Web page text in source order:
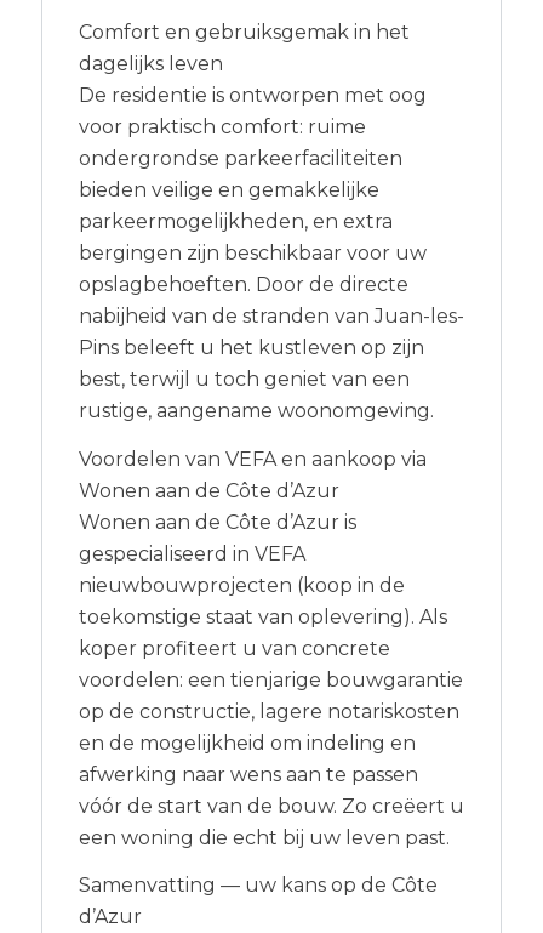
Comfort en gebruiksgemak in het
dagelijks leven
De residentie is ontworpen met oog
voor praktisch comfort: ruime
ondergrondse parkeerfaciliteiten
bieden veilige en gemakkelijke
parkeermogelijkheden, en extra
bergingen zijn beschikbaar voor uw
opslagbehoeften. Door de directe
nabijheid van de stranden van Juan-les-
Pins beleeft u het kustleven op zijn
best, terwijl u toch geniet van een
rustige, aangename woonomgeving.
Voordelen van VEFA en aankoop via
Wonen aan de Côte d’Azur
Wonen aan de Côte d’Azur is
gespecialiseerd in VEFA
nieuwbouwprojecten (koop in de
toekomstige staat van oplevering). Als
koper profiteert u van concrete
voordelen: een tienjarige bouwgarantie
op de constructie, lagere notariskosten
en de mogelijkheid om indeling en
afwerking naar wens aan te passen
vóór de start van de bouw. Zo creëert u
een woning die echt bij uw leven past.
Samenvatting — uw kans op de Côte
d’Azur